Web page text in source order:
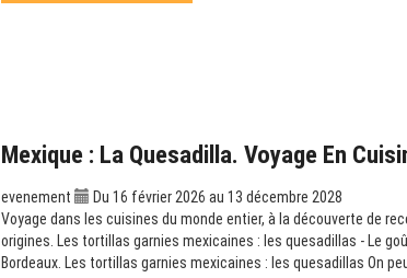
Mexique : La Quesadilla. Voyage En
evenement
Du 16 février 2026 au 13 décembre 2028
Voyage dans les cuisines du monde entier, à la découverte de
origines. Les tortillas garnies mexicaines : les quesadillas - Le
Bordeaux. Les tortillas garnies mexicaines : les quesadillas On